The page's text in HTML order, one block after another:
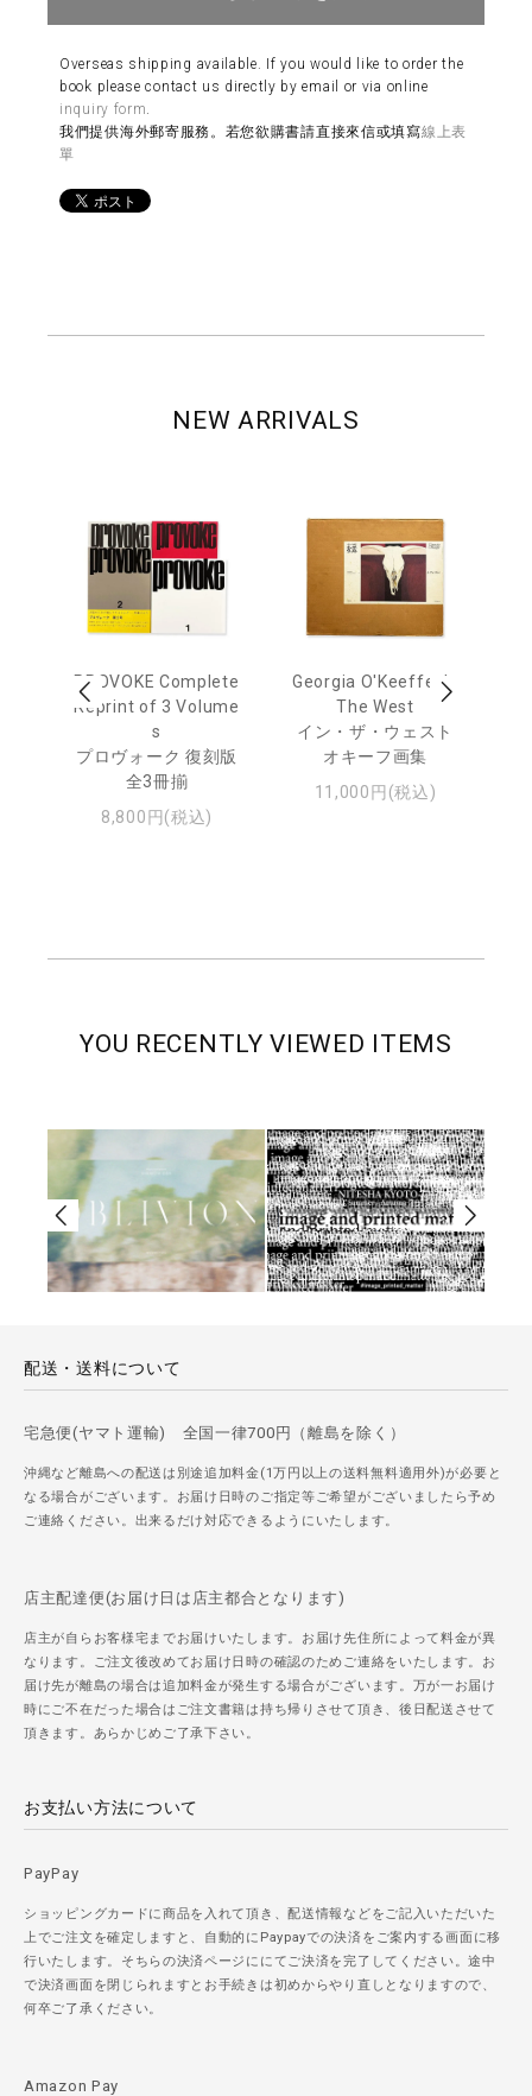
Overseas shipping available. If you would like to order the
book please contact us directly by email or via online
inquiry form.
我們提供海外郵寄服務。若您欲購書請直接來信或填寫線上表
單
NEW ARRIVALS
PROVOKE Complete
Reprint of 3 Volume
s
プロヴォーク 復刻版
全3冊揃
8,800円(税込)
Georgia O'Keeffe: In
The West
イン・ザ・ウェスト
オキーフ画集
11,000円(税込)
YOU RECENTLY VIEWED ITEMS
配送・送料について
宅急便(ヤマト運輸) 全国一律700円（離島を除く）
沖縄など離島への配送は別途追加料金(1万円以上の送料無料適用外)が必要と
なる場合がございます。お届け日時のご指定等ご希望がございましたら予め
ご連絡ください。出来るだけ対応できるようにいたします。
店主配達便(お届け日は店主都合となります)
店主が自らお客様宅までお届けいたします。お届け先住所によって料金が異
なります。ご注文後改めてお届け日時の確認のためご連絡をいたします。お
届け先が離島の場合は追加料金が発生する場合がございます。万が一お届け
時にご不在だった場合はご注文書籍は持ち帰りさせて頂き、後日配送させて
頂きます。あらかじめご了承下さい。
お支払い方法について
PayPay
ショッピングカードに商品を入れて頂き、配送情報などをご記入いただいた
上でご注文を確定しますと、自動的にPaypayでの決済をご案内する画面に移
行いたします。そちらの決済ページににてご決済を完了してください。途中
で決済画面を閉じられますとお手続きは初めからやり直しとなりますので、
何卒ご了承ください。
Amazon Pay